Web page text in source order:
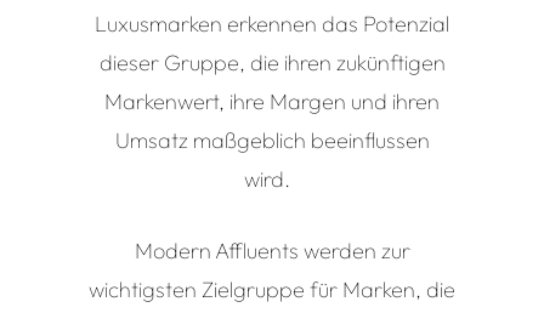
Luxusmarken erkennen das Potenzial
dieser Gruppe, die ihren zukünftigen
Markenwert, ihre Margen und ihren
Umsatz maßgeblich beeinflussen
wird.
Modern Affluents werden zur
wichtigsten Zielgruppe für Marken, die